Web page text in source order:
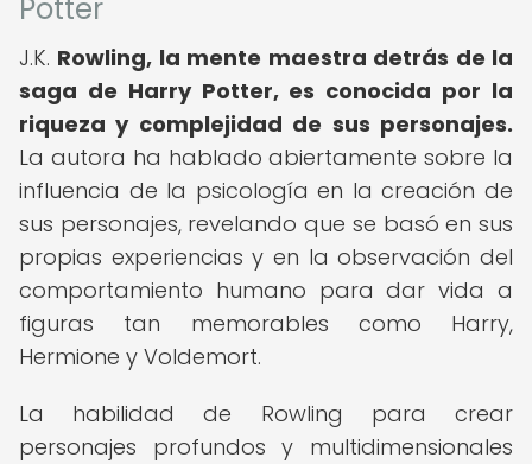
Potter
J.K. Rowling, la mente maestra detrás de la
saga de Harry Potter, es conocida por la
riqueza y complejidad de sus personajes.
La autora ha hablado abiertamente sobre la
influencia de la psicología en la creación de
sus personajes, revelando que se basó en sus
propias experiencias y en la observación del
comportamiento humano para dar vida a
figuras tan memorables como Harry,
Hermione y Voldemort.
La habilidad de Rowling para crear
personajes profundos y multidimensionales